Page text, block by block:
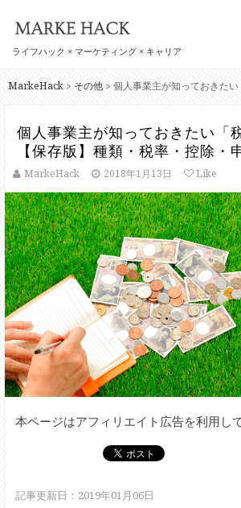
ライフハック × マーケティング × キャリア
MarkeHack > その他 >
個人事業主が知っておきたい「
【保存版】種類・税率・控除・
MarkeHack 2018年1月13日 Like
本ページはアフィリエイト広告を利用し
記事更新日：2019年01月06日